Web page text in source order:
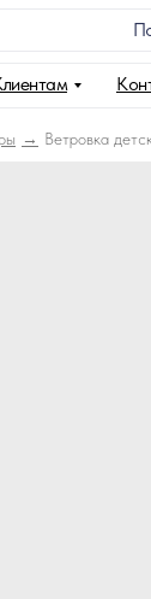
Ветровка
Поискㅤㅤㅤ